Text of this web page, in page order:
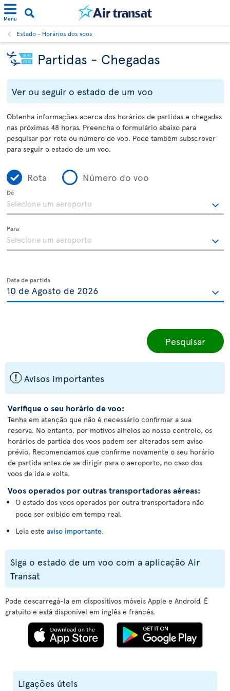
Menu
Estado - Horários dos voos
Partidas - Chegadas
Ver ou seguir o estado de um voo
Obtenha informações acerca dos horários de partidas e chegadas
nas próximas 48 horas. Preencha o formulário abaixo para
pesquisar por rota ou número de voo. Pode também subscrever
para seguir o estado de um voo.
Rota Número do voo
De
Para
Data de partida
Pesquisar
ü Avisos importantes
Verifique o seu horário de voo:
Tenha em atenção que não é necessário confirmar a sua
reserva. No entanto, por motivos alheios ao nosso controlo, os
horários de partida dos voos podem ser alterados sem aviso
prévio. Recomendamos que confirme novamente o seu horário
de partida antes de se dirigir para o aeroporto, no caso dos
voos de ida e volta.
Voos operados por outras transportadoras aéreas:
O estado dos voos operados por outra transportadora não
pode ser exibido em tempo real.
Leia este aviso importante.
Siga o estado de um voo com a aplicação Air
Transat
Pode descarregá-la em dispositivos móveis Apple e Android. É
gratuito e está disponível em inglês e francês.
Ligações úteis